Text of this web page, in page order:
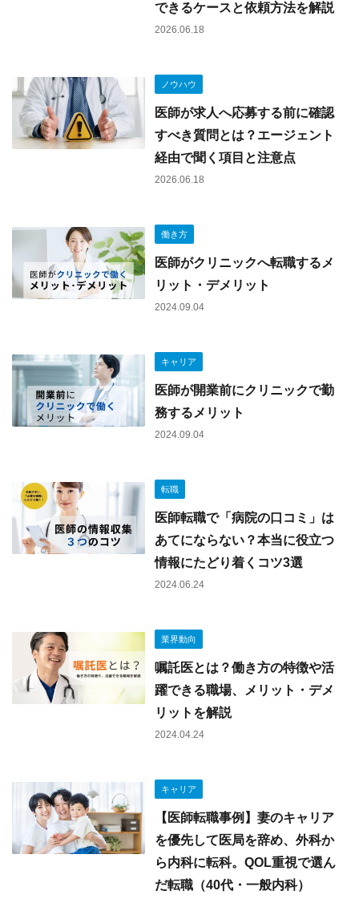
できるケースと依頼方法を解説
2026.06.18
ノウハウ
医師が求人へ応募する前に確認
すべき質問とは？エージェント
経由で聞く項目と注意点
2026.06.18
働き方
医師がクリニックへ転職するメ
リット・デメリット
2024.09.04
キャリア
医師が開業前にクリニックで勤
務するメリット
2024.09.04
転職
医師転職で「病院の口コミ」は
あてにならない？本当に役立つ
情報にたどり着くコツ3選
2024.06.24
業界動向
嘱託医とは？働き方の特徴や活
躍できる職場、メリット・デメ
リットを解説
2024.04.24
キャリア
【医師転職事例】妻のキャリア
を優先して医局を辞め、外科か
ら内科に転科。QOL重視で選ん
だ転職（40代・一般内科）